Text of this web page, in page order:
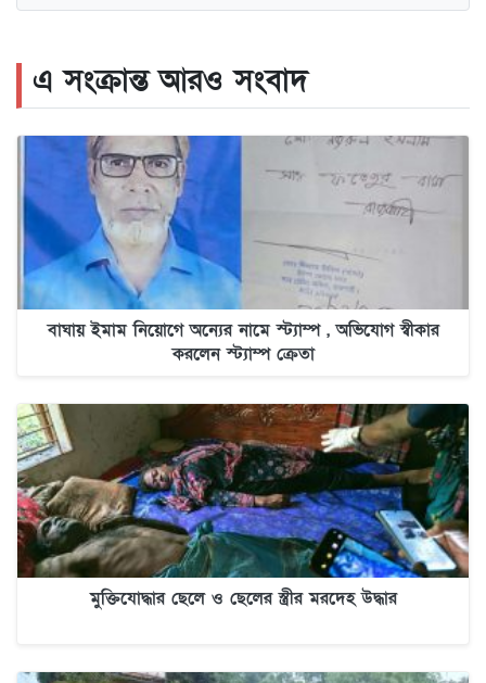
এ সংক্রান্ত আরও সংবাদ
বাঘায় ইমাম নিয়োগে অন্যের নামে স্ট্যাম্প , অভিযোগ স্বীকার
করলেন স্ট্যাম্প ক্রেতা
মুক্তিযোদ্ধার ছেলে ও ছেলের স্ত্রীর মরদেহ উদ্ধার